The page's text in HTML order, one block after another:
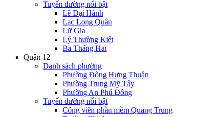
Tuyến đường nổi bật
Lê Đại Hành
Lạc Long Quân
Lữ Gia
Lý Thường Kiệt
Ba Tháng Hai
Quận 12
Danh sách phường
Phường Đông Hưng Thuận
Phường Trung Mỹ Tây
Phường An Phú Đông
Tuyến đường nổi bật
Công viên phần mềm Quang Trung